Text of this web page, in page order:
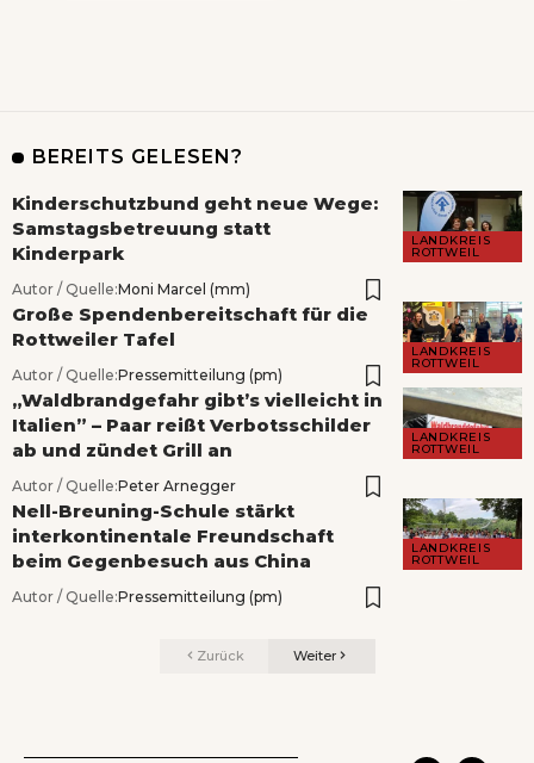
BEREITS GELESEN?
LANDKREIS
ROTTWEIL
Kinderschutzbund geht neue Wege:
Samstagsbetreuung statt
Kinderpark
Autor / Quelle:Moni Marcel (mm)
LANDKREIS
ROTTWEIL
Große Spendenbereitschaft für die
Rottweiler Tafel
Autor / Quelle:Pressemitteilung (pm)
LANDKREIS
ROTTWEIL
„Waldbrandgefahr gibt’s vielleicht in
Italien” – Paar reißt Verbotsschilder
ab und zündet Grill an
Autor / Quelle:Peter Arnegger
LANDKREIS
ROTTWEIL
Nell-Breuning-Schule stärkt
interkontinentale Freundschaft
beim Gegenbesuch aus China
Autor / Quelle:Pressemitteilung (pm)
Zurück Weiter